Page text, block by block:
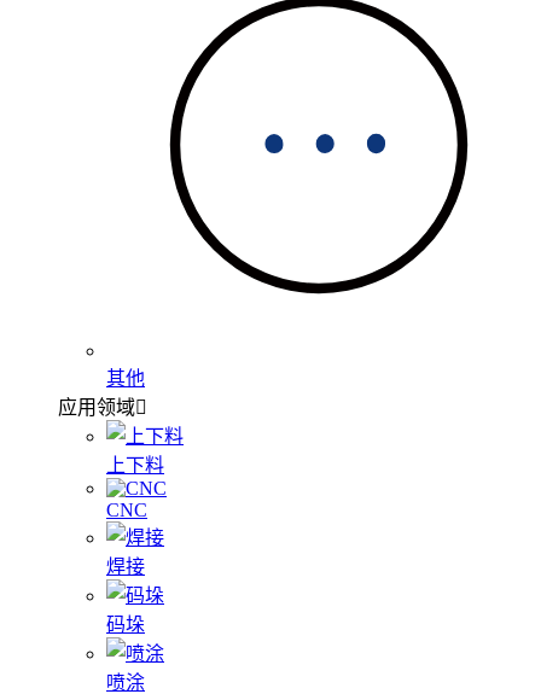
其他
应用领域
上下料
CNC
焊接
码垛
喷涂